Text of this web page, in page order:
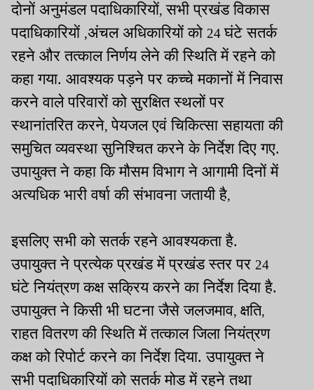
दोनों अनुमंडल पदाधिकारियों,सभी प्रखंड विकास
पदाधिकारियों ,अंचल अधिकारियों को 24घंटे सतर्क
रहने और तत्काल निर्णय लेने की स्थिति में रहने को
कहा गया. आवश्यक पड़ने पर कच्चे मकानों में निवास
करने वाले परिवारों को सुरक्षित स्थलों पर
स्थानांतरित करने,पेयजल एवं चिकित्सा सहायता की
समुचित व्यवस्था सुनिश्चित करने के निर्देश दिए गए.
उपायुक्त ने कहा कि मौसम विभाग ने आगामी दिनों में
अत्यधिक भारी वर्षा की संभावना जतायी है,
इसलिए सभी को सतर्क रहने आवश्यकता है.
उपायुक्त ने प्रत्येक प्रखंड में प्रखंड स्तर पर 24
घंटे नियंत्रण कक्ष सक्रिय करने का निर्देश दिया है.
उपायुक्त ने किसी भी घटना जैसे जलजमाव, क्षति,
राहत वितरण की स्थिति में तत्काल जिला नियंत्रण
कक्ष को रिपोर्ट करने का निर्देश दिया. उपायुक्त ने
सभी पदाधिकारियों को सतर्क मोड में रहने तथा